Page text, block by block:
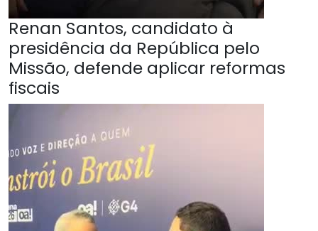
Renan Santos, candidato à
presidência da República pelo
Missão, defende aplicar reformas
fiscais